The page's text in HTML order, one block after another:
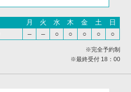
月 火 水 木 金 土
日
– – ○ ○ ○ ○ ○
※完全予約制
※最終受付 18：00